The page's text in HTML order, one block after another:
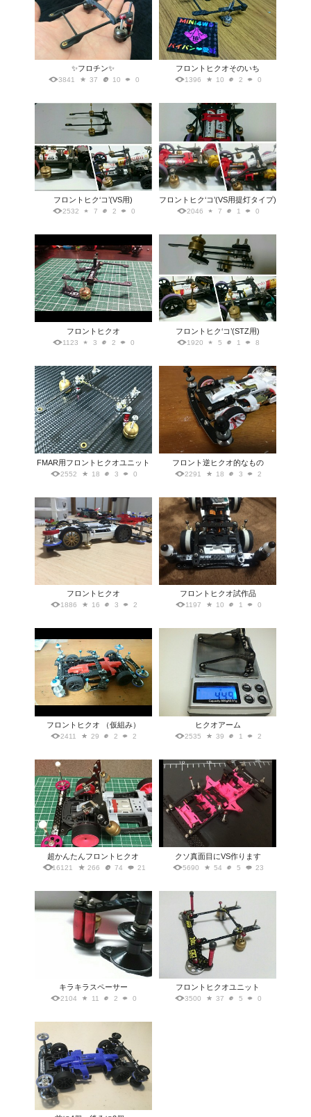
✨フロチン✨
3841 37 10 0
フロントヒクオそのいち
1396 10 2 0
フロントヒク‘コ’(VS用)
2532 7 2 0
フロントヒク‘コ’(VS用提灯タイプ)
2046 7 1 0
フロントヒクオ
1123 3 2 0
フロントヒク‘コ’(STZ用)
1920 5 1 8
FMAR用フロントヒクオユニット
2552 18 3 0
フロント逆ヒクオ的なもの
2291 18 3 2
フロントヒクオ
1886 16 3 2
フロントヒクオ試作品
1197 10 1 0
フロントヒクオ （仮組み）
2411 29 2 2
ヒクオアーム
2535 39 1 2
超かんたんフロントヒクオ
16121 266 74 21
クソ真面目にVS作ります
5690 54 5 23
キラキラスペーサー
2104 11 2 0
フロントヒクオユニット
3500 37 5 0